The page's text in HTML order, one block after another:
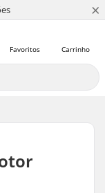
×
Carrinho
Favoritos